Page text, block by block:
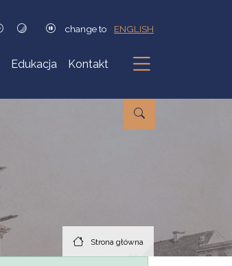
change to ENGLISH
Edukacja Kontakt
Podmenu
Strona główna